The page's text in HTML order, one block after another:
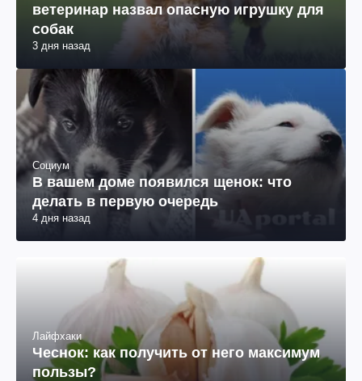
ветеринар назвал опасную игрушку для
собак
3 дня назад
Социум
В вашем доме появился щенок: что
делать в первую очередь
4 дня назад
Лайфхаки
Чеснок: как получить от него максимум
пользы?